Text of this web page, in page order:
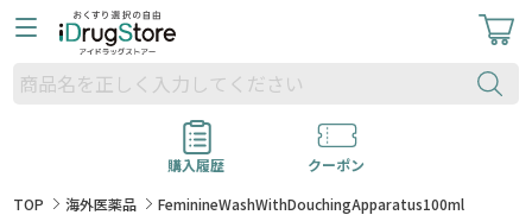
購入履歴
クーポン
TOP
海外医薬品 FeminineWashWithDouchingApparatus100ml